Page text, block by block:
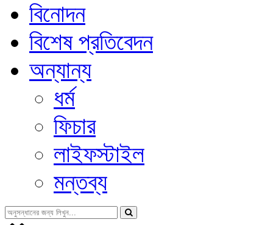
বিনোদন
বিশেষ প্রতিবেদন
অন্যান্য
ধর্ম
ফিচার
লাইফস্টাইল
মন্তব্য